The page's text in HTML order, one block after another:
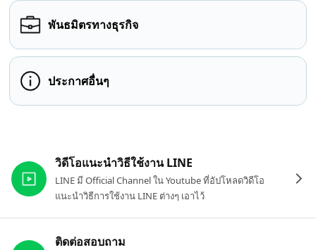
พันธมิตรทางธุรกิจ
ประกาศอื่นๆ
วิดีโอแนะนำวิธีใช้งาน LINE
LINE มี Official Channel ใน Youtube ที่อัปโหลดวิดีโอ
แนะนำวิธีการใช้งาน LINE ต่างๆ เอาไว้
ติดต่อสอบถาม